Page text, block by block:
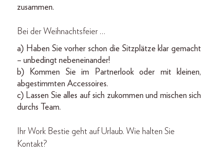
zusammen.
Bei der Weihnachtsfeier …
a) Haben Sie vorher schon die Sitzplätze klar gemacht
– unbedingt nebeneinander!
b) Kommen Sie im Partnerlook oder mit kleinen,
abgestimmten Accessoires.
c) Lassen Sie alles auf sich zukommen und mischen sich
durchs Team.
Ihr Work Bestie geht auf Urlaub. Wie halten Sie
Kontakt?